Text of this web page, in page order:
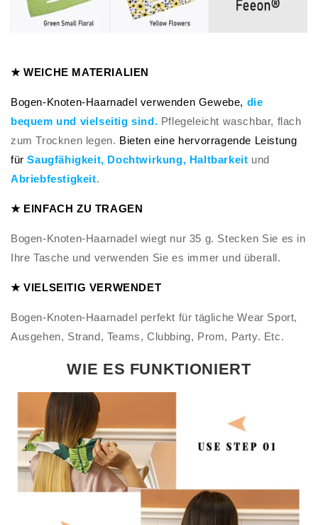
★ WEICHE MATERIALIEN
Bogen-Knoten-Haarnadel verwenden Gewebe, die
bequem und vielseitig sind. Pflegeleicht waschbar, flach
zum Trocknen legen. Bieten eine hervorragende Leistung
fürSaugfähigkeit, Dochtwirkung, Haltbarkeit und
Abriebfestigkeit.
★ EINFACH ZU TRAGEN
Bogen-Knoten-Haarnadel wiegt nur 35 g. Stecken Sie es in
Ihre Tasche und verwenden Sie es immer und überall.
★ VIELSEITIG VERWENDET
Bogen-Knoten-Haarnadel perfekt für tägliche Wear Sport,
Ausgehen, Strand, Teams, Clubbing, Prom, Party. Etc.
WIE ES FUNKTIONIERT